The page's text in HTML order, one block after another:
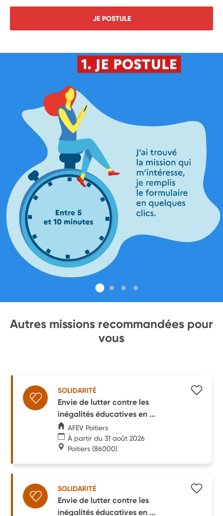
JE POSTULE
Autres missions recommandées pour
vous
SOLIDARITÉ
Envie de lutter contre les
inégalités éducatives en ...
AFEV Poitiers
À partir du 31 août 2026
Poitiers (86000)
SOLIDARITÉ
Envie de lutter contre les
inégalités éducatives en ...